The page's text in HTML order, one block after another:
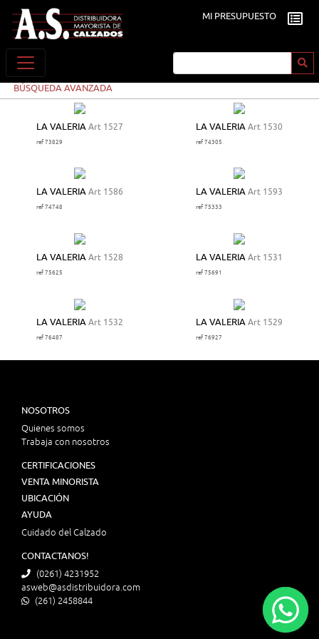
MI PRESUPUESTO
BÚSQUEDA AVANZADA
LA VALERIAArt 1527
ref 73829
LA VALERIAArt 1530
ref 74305
LA VALERIAArt 1586
ref 74748
LA VALERIAArt 1593
ref 75333
LA VALERIAArt 1528
ref 75625
LA VALERIAArt 1531
ref 75691
LA VALERIAArt 1532
ref 76487
LA VALERIAArt 1529
ref 76927
NOSOTROS
Quienes somos
Trabaja con nosotros
CERTIFICACIONES
VENTA MINORISTA
UBICACIÓN
AYUDA
Cuidado del Calzado
CONTACTANOS!
(0261) 4231952
asweb@asdistribuidora.com
(261) 2458844